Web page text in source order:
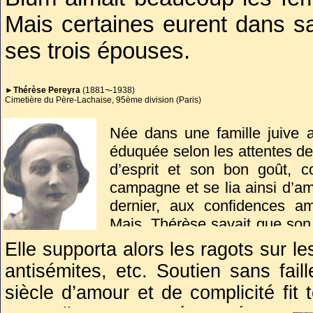
simulacre de procès à Riom
brillante défense des
Transféré au fort du
l’en soustraire pour
concentration de
entraînés dans le reflux des
qui ne vint pas, Blum et sa
Nord d’où il fut libéré par les
On le croyait mort. Il
Vive Blum ». Devenue
prenait les avis avec
Mais certaines eurent dans
ses trois épouses.
►Lise Bloch(1869 - 1931)
Cimetière du Montparnasse (Paris)
Epousée en 1896, intelligente,
conseillère écoutée de son mari,
Mais avant qu’elle ne quittât ce
dans sa vie,Thérèse Pereyra.
déposée dans la sépulture
►Thérèse Pereyra (1881¬-1938)
Cimetière du Père-Lachaise, 95ème division (Paris)
Née dans une famille juive
éduquée selon les attentes
d’esprit et son bon goût,
campagne et se lia ainsi
dernier, aux confidences
Mais, Thérèse savait que
qui viendrait renforcer les
Elle-même, était une
culturel, notamment
influence, elle accepta
Elle supporta alors les ragots sur
antisémites, etc. Soutien sans
siècle d’amour et de complicité